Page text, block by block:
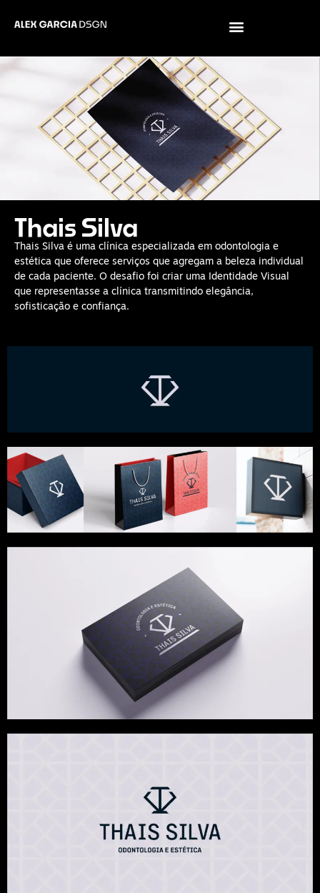
Thais Silva
Thais Silva é uma clínica especializada em odontologia e
estética que oferece serviços que agregam a beleza individual
de cada paciente. O desafio foi criar uma Identidade Visual
que representasse a clínica transmitindo elegância,
sofisticação e confiança.